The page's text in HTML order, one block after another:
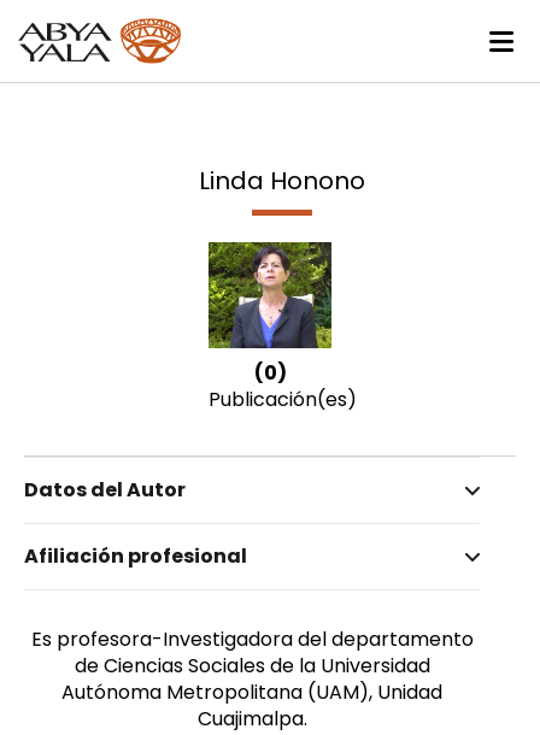
Linda Honono
(0)
Publicación(es)
Datos del Autor
Honono, Linda
Femenino
Afiliación profesional
Es profesora-Investigadora del departamento
de Ciencias Sociales de la Universidad
Autónoma Metropolitana (UAM), Unidad
Cuajimalpa.